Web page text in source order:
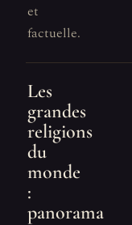
et
factuelle.
Les
grandes
religions
du
monde
:
panorama